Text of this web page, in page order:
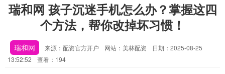
瑞和网 孩子沉迷手机怎么办？掌握这四
个方法，帮你改掉坏习惯！
瑞和网 来源：配资官方开户 网站：美林配资
日期：2025-08-25
13:52:52
查看：194